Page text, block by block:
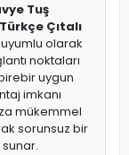
Tuş
Çıtalı
olarak
noktaları
uygun
imkanı
mükemmel
sorunsuz bir